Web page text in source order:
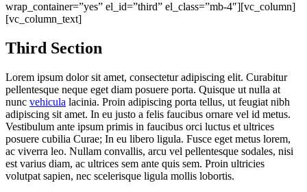
wrap_container=”yes” el_id=”third” el_class=”mb-4″][vc_column]
[vc_column_text]
Third Section
Lorem ipsum dolor sit amet, consectetur adipiscing elit. Curabitur
pellentesque neque eget diam posuere porta. Quisque ut nulla at
nunc vehicula lacinia. Proin adipiscing porta tellus, ut feugiat nibh
adipiscing sit amet. In eu justo a felis faucibus ornare vel id metus.
Vestibulum ante ipsum primis in faucibus orci luctus et ultrices
posuere cubilia Curae; In eu libero ligula. Fusce eget metus lorem,
ac viverra leo. Nullam convallis, arcu vel pellentesque sodales, nisi
est varius diam, ac ultrices sem ante quis sem. Proin ultricies
volutpat sapien, nec scelerisque ligula mollis lobortis.